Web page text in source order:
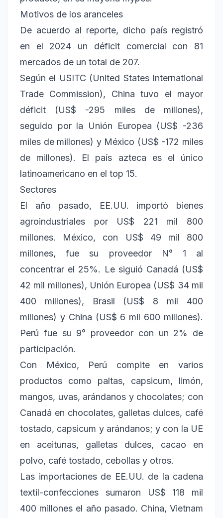
Motivos de los aranceles
De acuerdo al reporte, dicho país registró
en el 2024 un déficit comercial con 81
mercados de un total de 207.
Según el USITC (United States International
Trade Commission), China tuvo el mayor
déficit (US$ -295 miles de millones),
seguido por la Unión Europea (US$ -236
miles de millones) y México (US$ -172 miles
de millones). El país azteca es el único
latinoamericano en el top 15.
Sectores
El año pasado, EE.UU. importó bienes
agroindustriales por US$ 221 mil 800
millones. México, con US$ 49 mil 800
millones, fue su proveedor N° 1 al
concentrar el 25%. Le siguió Canadá (US$
42 mil millones), Unión Europea (US$ 34 mil
400 millones), Brasil (US$ 8 mil 400
millones) y China (US$ 6 mil 600 millones).
Perú fue su 9° proveedor con un 2% de
participación.
Con México, Perú compite en varios
productos como paltas, capsicum, limón,
mangos, uvas, arándanos y chocolates; con
Canadá en chocolates, galletas dulces, café
tostado, capsicum y arándanos; y con la UE
en aceitunas, galletas dulces, cacao en
polvo, café tostado, cebollas y otros.
Las importaciones de EE.UU. de la cadena
textil-confecciones sumaron US$ 118 mil
400 millones el año pasado. China, Vietnam